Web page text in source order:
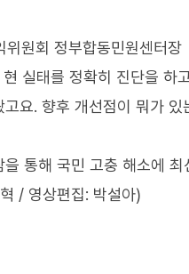
원회 정부합동민원센터장
실태를 정확히 진단을 하
요. 향후 개선점이 뭐가
통해 국민 고충 해소에
/ 영상편집: 박설아)